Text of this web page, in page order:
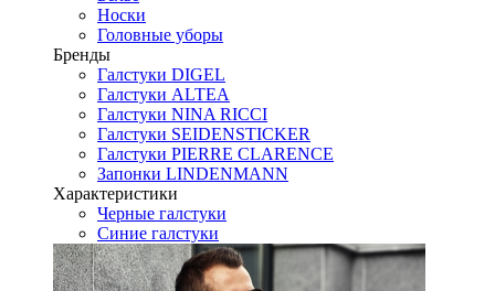
Носки
Головные уборы
Бренды
Галстуки DIGEL
Галстуки ALTEA
Галстуки NINA RICCI
Галстуки SEIDENSTICKER
Галстуки PIERRE CLARENCE
Запонки LINDENMANN
Характеристики
Черные галстуки
Синие галстуки